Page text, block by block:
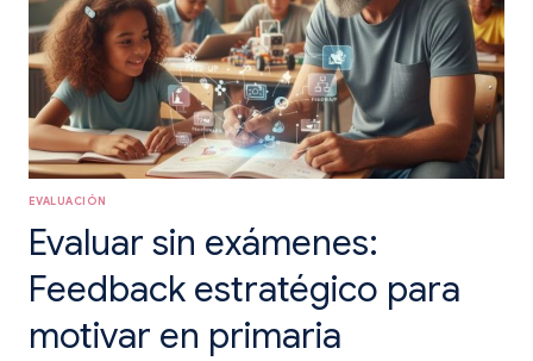
EVALUACIÓN
Evaluar sin exámenes:
Feedback estratégico para
motivar en primaria